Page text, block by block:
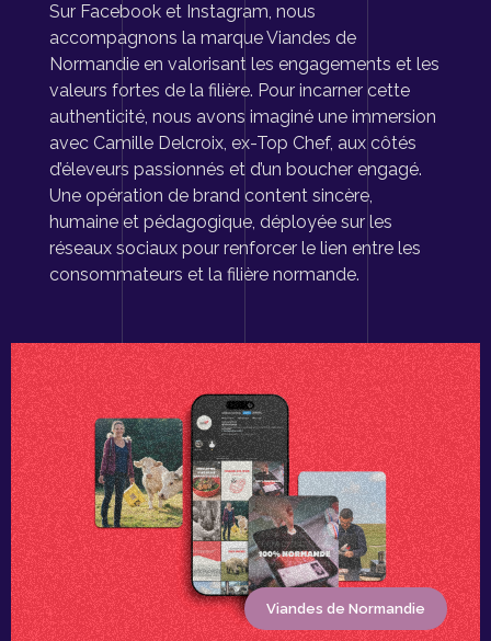
Sur Facebook et Instagram, nous
accompagnons la marque Viandes de
Normandie en valorisant les engagements et les
valeurs fortes de la filière. Pour incarner cette
authenticité, nous avons imaginé une immersion
avec Camille Delcroix, ex-Top Chef, aux côtés
d’éleveurs passionnés et d’un boucher engagé.
Une opération de brand content sincère,
humaine et pédagogique, déployée sur les
réseaux sociaux pour renforcer le lien entre les
consommateurs et la filière normande.
Viandes de Normandie